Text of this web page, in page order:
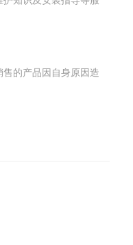
的产品因自身原因造